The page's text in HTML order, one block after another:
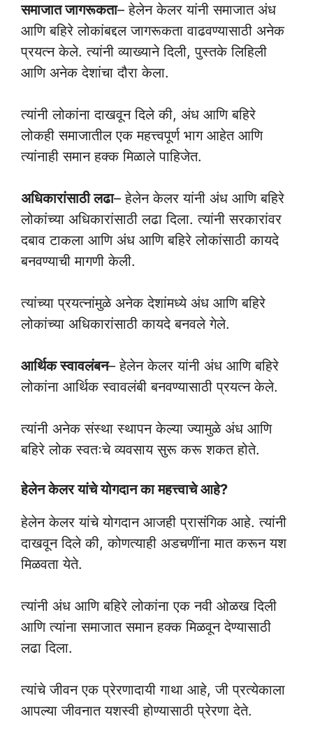
समाजात जागरूकता– हेलेन केलर यांनी समाजात अंध
आणि बहिरे लोकांबद्दल जागरूकता वाढवण्यासाठी अनेक
प्रयत्न केले. त्यांनी व्याख्याने दिली, पुस्तके लिहिली
आणि अनेक देशांचा दौरा केला.
त्यांनी लोकांना दाखवून दिले की, अंध आणि बहिरे
लोकही समाजातील एक महत्त्वपूर्ण भाग आहेत आणि
त्यांनाही समान हक्क मिळाले पाहिजेत.
अधिकारांसाठी लढा– हेलेन केलर यांनी अंध आणि बहिरे
लोकांच्या अधिकारांसाठी लढा दिला. त्यांनी सरकारांवर
दबाव टाकला आणि अंध आणि बहिरे लोकांसाठी कायदे
बनवण्याची मागणी केली.
त्यांच्या प्रयत्नांमुळे अनेक देशांमध्ये अंध आणि बहिरे
लोकांच्या अधिकारांसाठी कायदे बनवले गेले.
आर्थिक स्वावलंबन– हेलेन केलर यांनी अंध आणि बहिरे
लोकांना आर्थिक स्वावलंबी बनवण्यासाठी प्रयत्न केले.
त्यांनी अनेक संस्था स्थापन केल्या ज्यामुळे अंध आणि
बहिरे लोक स्वतःचे व्यवसाय सुरू करू शकत होते.
हेलेन केलर यांचे योगदान का महत्त्वाचे आहे?
हेलेन केलर यांचे योगदान आजही प्रासंगिक आहे. त्यांनी
दाखवून दिले की, कोणत्याही अडचणींना मात करून यश
मिळवता येते.
त्यांनी अंध आणि बहिरे लोकांना एक नवी ओळख दिली
आणि त्यांना समाजात समान हक्क मिळवून देण्यासाठी
लढा दिला.
त्यांचे जीवन एक प्रेरणादायी गाथा आहे, जी प्रत्येकाला
आपल्या जीवनात यशस्वी होण्यासाठी प्रेरणा देते.